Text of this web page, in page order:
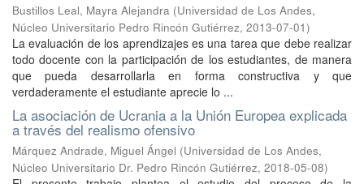
Bustillos Leal, Mayra Alejandra (Universidad de Los Andes,
Núcleo Universitario Pedro Rincón Gutiérrez, 2013-07-01)
La evaluación de los aprendizajes es una tarea que debe realizar
todo docente con la participación de los estudiantes, de manera
que pueda desarrollarla en forma constructiva y que
verdaderamente el estudiante aprecie lo ...
La asociación de Ucrania a la Unión Europea explicada
a través del realismo ofensivo
Márquez Andrade, Miguel Ángel (Universidad de Los Andes,
Núcleo Universitario Dr. Pedro Rincón Gutiérrez, 2018-05-08)